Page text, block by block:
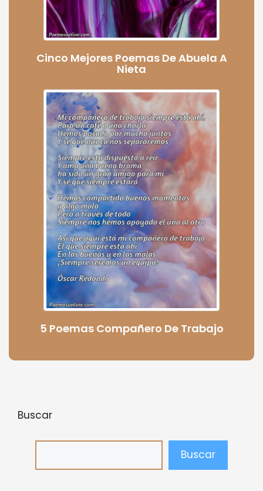
Cinco Mejores Poemas De Abuela A
Nieta
5 Poemas Compañero De Trabajo
Buscar
Buscar